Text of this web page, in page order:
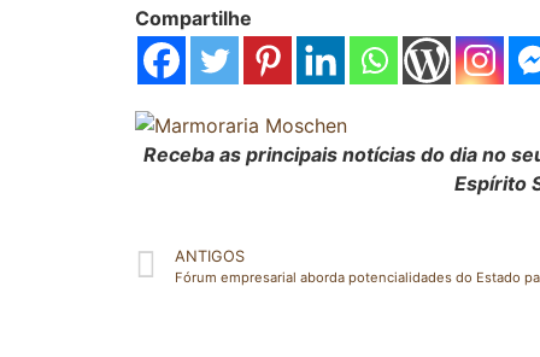
Compartilhe
Receba as principais notícias do dia no
Espírito
ANTIGOS